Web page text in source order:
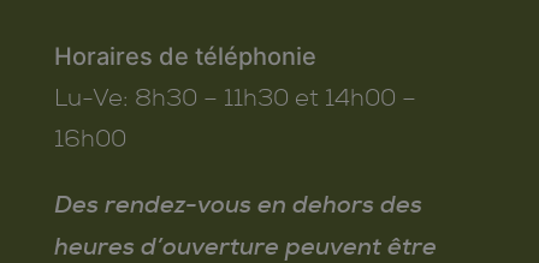
Horaires de téléphonie
Lu-Ve: 8h30 – 11h30 et 14h00 –
16h00
Des rendez-vous en dehors des
heures d’ouverture peuvent être